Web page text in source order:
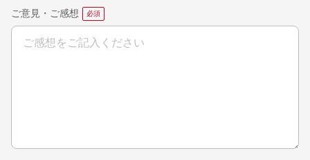
ご意見・ご感想